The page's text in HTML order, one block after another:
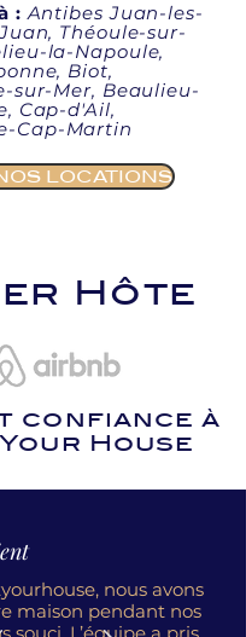
: Antibes Juan-les-
Théoule-sur-
la-Napoule,
Biot,
sur-Mer, Beaulieu-
Cap-d'Ail,
Cap-Martin
LOCATIONS
Hôte
confiance à
House
nous avons
maison pendant nos